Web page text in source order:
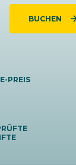
BUCHEN
PREIS